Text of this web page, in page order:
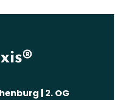
| 2. OG